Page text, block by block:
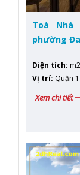
Toà Nhà
phường
Diện tích: m2
Vị trí: Quận 1
Xem chi tiết